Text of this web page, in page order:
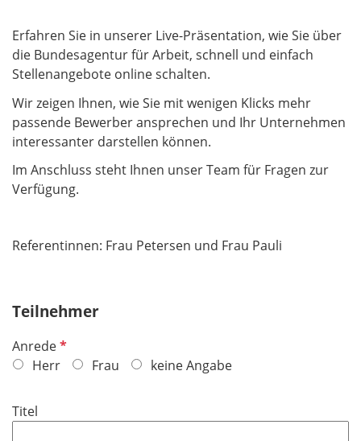
Erfahren Sie in unserer Live-Präsentation, wie Sie über
die Bundesagentur für Arbeit, schnell und einfach
Stellenangebote online schalten.
Wir zeigen Ihnen, wie Sie mit wenigen Klicks mehr
passende Bewerber ansprechen und Ihr Unternehmen
interessanter darstellen können.
Im Anschluss steht Ihnen unser Team für Fragen zur
Verfügung.
Referentinnen: Frau Petersen und Frau Pauli
Teilnehmer
AnredeP
f
c
Herr Frau keine Angabe
Titel